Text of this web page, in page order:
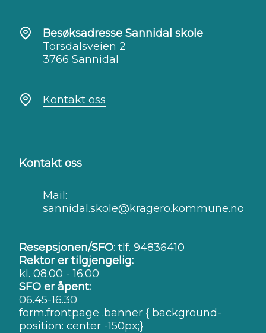
Besøksadresse Sannidal skole
Torsdalsveien 2
3766 Sannidal
Kontakt oss
Kontakt oss
Mail:
sannidal.skole@kragero.kommune.no
Resepsjonen/SFO: tlf. 94836410
Rektor er tilgjengelig:
kl. 08:00 - 16:00
SFO er åpent:
06.45-16.30
form.frontpage .banner { background-
position: center -150px;}